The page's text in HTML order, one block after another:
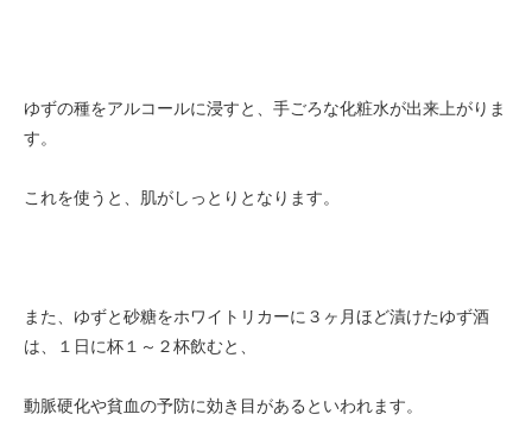
ゆずの種をアルコールに浸すと、手ごろな化粧水が出来上がりま
す。
これを使うと、肌がしっとりとなります。
また、ゆずと砂糖をホワイトリカーに３ヶ月ほど漬けたゆず酒
は、１日に杯１～２杯飲むと、
動脈硬化や貧血の予防に効き目があるといわれます。